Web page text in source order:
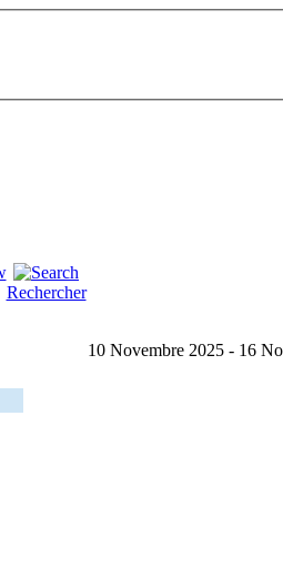
Rechercher
10 Novembre 2025 - 16